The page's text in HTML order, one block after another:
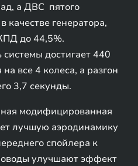
а ДВС пятого
генератора,
до 44,5%.
достигает 440
все 4 колеса, а разгон
3,7 секунды.
модифицированная
лучшую аэродинамику
спойлера к
улучшают эффект